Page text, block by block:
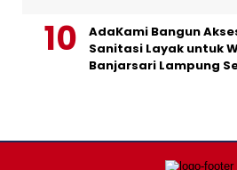
AdaKami Bangun
Sanitasi Layak untuk
Banjarsari Lampung